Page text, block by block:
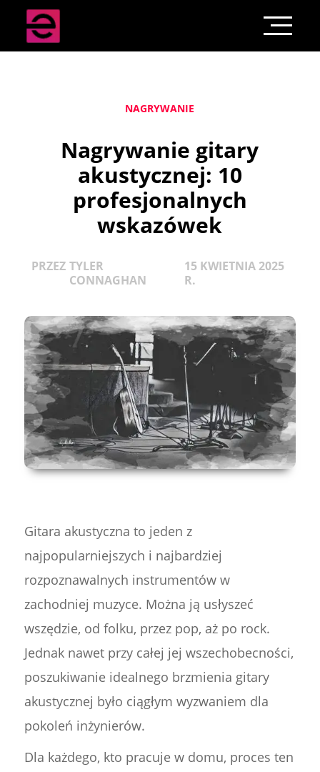
NAGRYWANIE
Nagrywanie gitary
akustycznej: 10
profesjonalnych
wskazówek
PRZEZ TYLER
CONNAGHAN
15 KWIETNIA 2025
R.
Gitara akustyczna to jeden z
najpopularniejszych i najbardziej
rozpoznawalnych instrumentów w
zachodniej muzyce. Można ją usłyszeć
wszędzie, od folku, przez pop, aż po rock.
Jednak nawet przy całej jej wszechobecności,
poszukiwanie idealnego brzmienia gitary
akustycznej było ciągłym wyzwaniem dla
pokoleń inżynierów.
Dla każdego, kto pracuje w domu, proces ten